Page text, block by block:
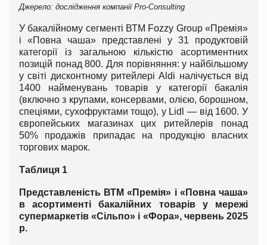
Джерело: дослідження компанії Pro-Consulting
У бакалійному сегменті ВТМ Fozzy Group «Премія»
і «Повна чаша» представлені у 31 продуктовій
категорії із загальною кількістю асортиментних
позицій понад 800. Для порівняння: у найбільшому
у світі дисконтному ритейлері Aldi налічується від
1400 найменувань товарів у категорії бакалія
(включно з крупами, консервами, олією, борошном,
спеціями, сухофруктами тощо), у Lidl — від 1600. У
європейських магазинах цих ритейлерів понад
50% продажів припадає на продукцію власних
торгових марок.
Таблиця 1
Представленість ВТМ «Премія» і «Повна чаша»
в асортименті бакалійних товарів у мережі
супермаркетів «Сільпо» і «Фора», червень 2025
р.